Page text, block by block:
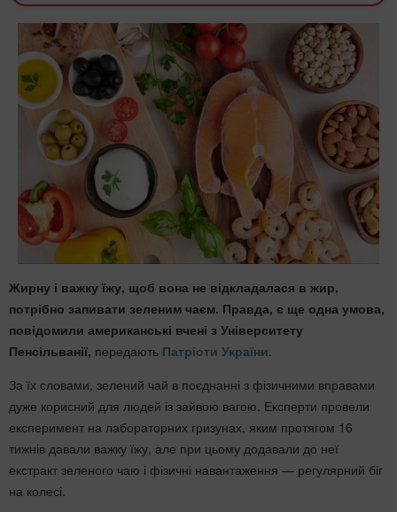
Жирну і важку їжу, щоб вона не відкладалася в жир,
потрібно запивати зеленим чаєм. Правда, є ще одна умова,
повідомили американські вчені з Університету
Пенсільванії, передають Патріоти України
За їх словами, зелений чай в поєднанні з фізичними вправами
дуже корисний для людей із зайвою вагою. Експерти провели
експеримент на лабораторних гризунах, яким протягом 16
тижнів давали важку їжу, але при цьому додавали до неї
екстракт зеленого чаю і фізичні навантаження — регулярний біг
на колесі.